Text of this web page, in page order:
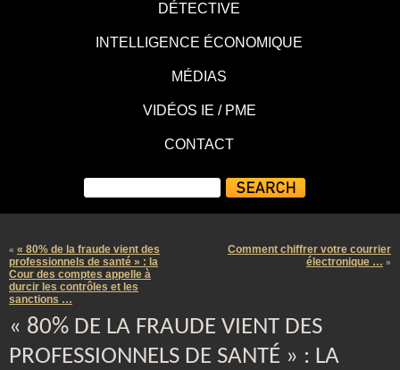
DÉTECTIVE
INTELLIGENCE ÉCONOMIQUE
MÉDIAS
VIDÉOS IE / PME
CONTACT
« « 80% de la fraude vient des
professionnels de santé » : la
Cour des comptes appelle à
durcir les contrôles et les
sanctions …
Comment chiffrer votre courrier
électronique … »
« 80% DE LA FRAUDE VIENT DES
PROFESSIONNELS DE SANTÉ » : LA